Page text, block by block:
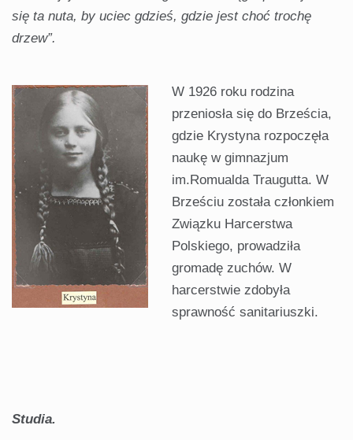
się ta nuta, by uciec gdzieś, gdzie jest choć trochę
drzew”.
W 1926 roku rodzina
przeniosła się do Brześcia,
gdzie Krystyna rozpoczęła
naukę w gimnazjum
im.Romualda Traugutta. W
Brześciu została członkiem
Związku Harcerstwa
Polskiego, prowadziła
gromadę zuchów. W
harcerstwie zdobyła
sprawność sanitariuszki.
Studia.